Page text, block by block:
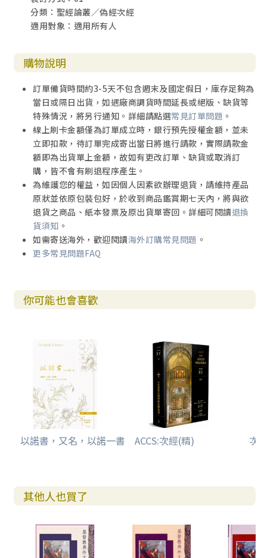
分類：聖經論叢／偽經次經
適用對象：適用所有人
購物說明
訂單備貨時間約3-5天不包含週末及國定假日，庫存足夠為
當日或隔日出貨，如遇廠商調貨時間延長或絕版、缺貨等
特殊情況，將另行通知。詳細請點選常見訂單問題 。
線上刷卡金額僅為訂單成立時，銀行預先授權金額，並未
立即扣款，待訂單完成寄出當日將進行請款，實際請款金
額即為出貨單上金額，故如有更改訂單、缺貨或取消訂
購，皆不會有刷退程序產生。
為維護您的權益，如因個人因素欲辦理退貨，請維持產品
原狀並依原包裝包好，於收到商品鑑賞期七天內，將與欲
退貨之商品、紙本發票及原出貨單寄回。詳細可閱讀退換
貨須知 。
如需寄送海外，歡迎閱讀海外訂購常見問題 。
更多常見問題FAQ
你可能也會喜歡
以諾書，又名，以諾一書 ACCS:次經(精) 次
其他人也買了